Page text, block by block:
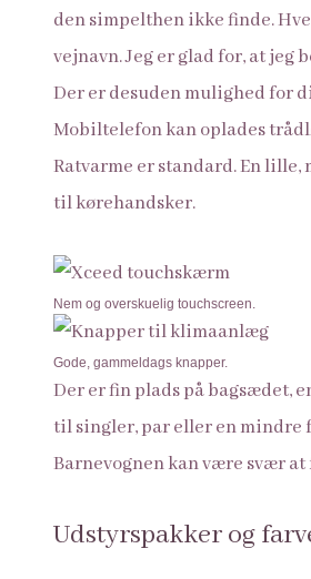
den simpelthen ikke finde.
vejnavn. Jeg er glad for, at jeg
Der er desuden mulighed for
Mobiltelefon kan oplades
Ratvarme er standard. En
til kørehandsker.
Nem og overskuelig touchscreen.
Gode, gammeldags knapper.
Der er fin plads på bagsædet,
til singler, par eller en mindre
Barnevognen kan være svær at
Udstyrspakker og